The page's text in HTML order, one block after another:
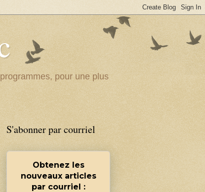
pour une plus
S'abonner par courriel
Obtenez les
nouveaux articles
par courriel :